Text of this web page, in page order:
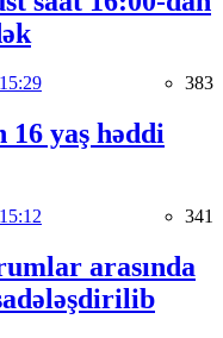
383
16 yaş həddi
341
arasında